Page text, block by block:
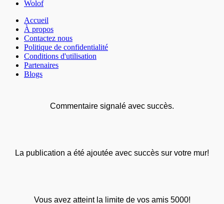
Wolof
Accueil
À propos
Contactez nous
Politique de confidentialité
Conditions d'utilisation
Partenaires
Blogs
Commentaire signalé avec succès.
La publication a été ajoutée avec succès sur votre mur!
Vous avez atteint la limite de vos amis 5000!